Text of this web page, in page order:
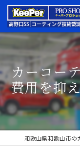
カーコー
費用を抑